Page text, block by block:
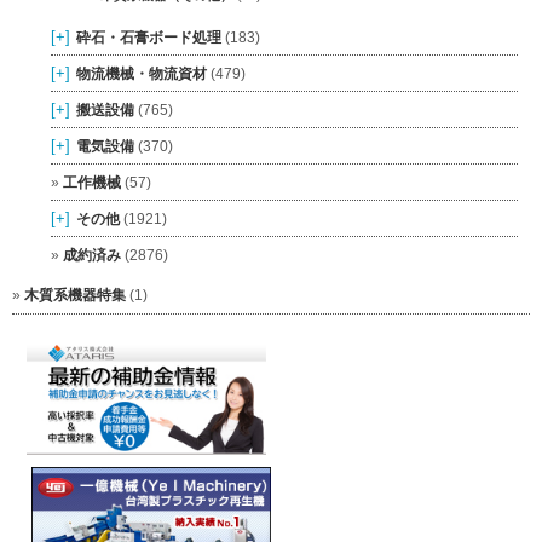
[+] 砕石・石膏ボード処理 (183)
[+] 物流機械・物流資材 (479)
[+] 搬送設備 (765)
[+] 電気設備 (370)
工作機械 (57)
[+] その他(1921)
成約済み (2876)
木質系機器特集 (1)